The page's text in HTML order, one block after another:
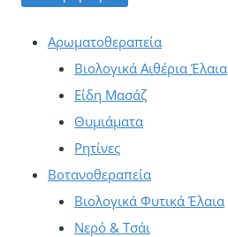
μπορούν
να
στη
του
προϊόντος
Αρωματοθεραπεία
Βιολογικά Αιθέρια Έλαια
Είδη Μασάζ
Θυμιάματα
Ρητίνες
Βοτανοθεραπεία
Βιολογικά Φυτικά Έλαια
Νερό & Τσάι